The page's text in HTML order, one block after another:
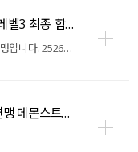
2526시즌 스키 레벨2 및 레벨3 최종 합격자 명단 …
안녕하세요. 대한스키지도자연맹입니다. 2526시즌 스키 레벨2 및 레벨3 검정 최…
2026년 대한스키지도자연맹 데몬스트레이터 선발